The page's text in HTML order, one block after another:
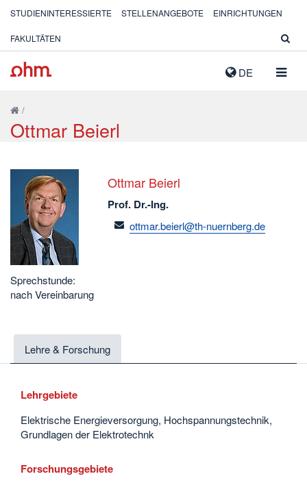
DE
STUDIENINTERESSIERTE STELLENANGEBOTE EINRICHTUNGEN
FAKULTÄTEN
/
Ottmar Beierl
Sprechstunde:
nach Vereinbarung
Ottmar Beierl
Prof. Dr.-Ing.
email
ottmar.beierl@th-nuernberg.de
Lehre & Forschung
Lehrgebiete
Elektrische Energieversorgung, Hochspannungstechnik,
Grundlagen der Elektrotechnk
Forschungsgebiete